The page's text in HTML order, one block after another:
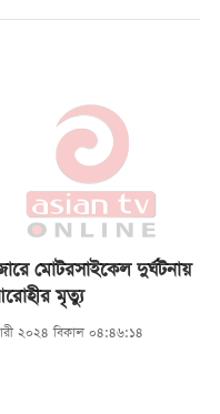
মোটরসাইকেল দুর্ঘটনায়
মৃত্যু
২০২৪ বিকাল ০৪:৪৬:১৪